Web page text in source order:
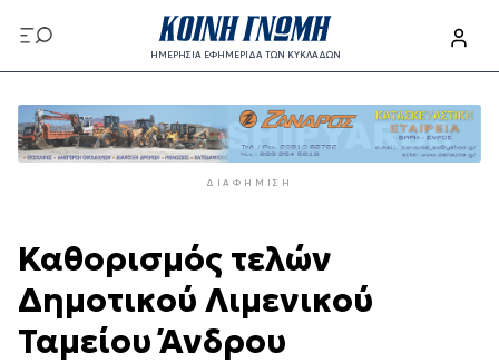
προς
το
περιεχόμενο
ΗΜΕΡΗΣΙΑ ΕΦΗΜΕΡΙΔΑ ΤΩΝ ΚΥΚΛΑΔΩΝ
προς
το
κυρίως
ΔΙΑΦΉΜΙΣΗ
Καθορισμός τελών
Δημοτικού Λιμενικού
Ταμείου Άνδρου